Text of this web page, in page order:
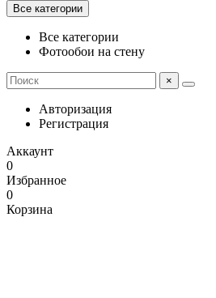
Все категории
Все категории
Фотообои на стену
×
Авторизация
Регистрация
Аккаунт
0
Избранное
0
Корзина